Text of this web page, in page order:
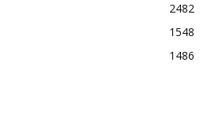
2482
1548
1486